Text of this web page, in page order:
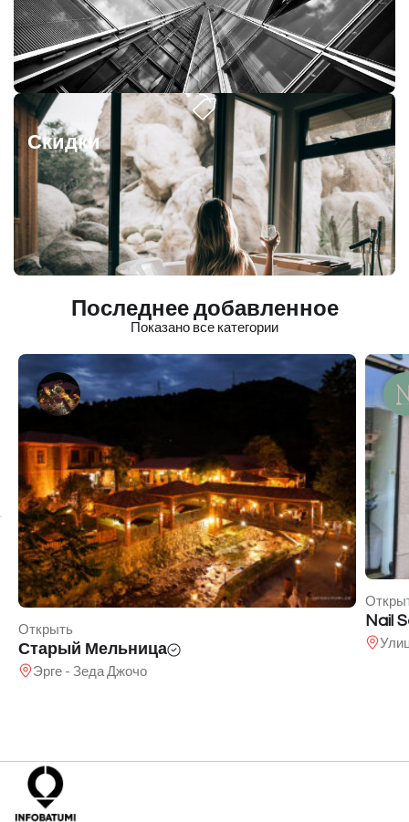
Скидки
Последнее добавленное
Показано все категории
Открыть
Старый Мельница
Эрге - Зеда Джочо
Nail